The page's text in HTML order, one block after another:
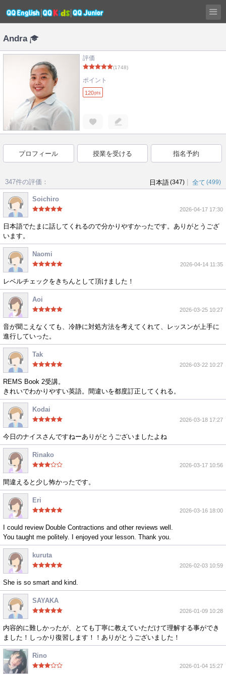
Andra
評価
(1748)
ポイント
120pts
プロフィール 授業を受ける 指名予約
347件の評価： 日本語(347) 全て (499)
Soichiro
2026-04-17 17:30
日本語でたまに話してくれるので分かりやすかったです。ありがとうござ
います。
Naomi
2026-04-14 11:35
レベルチェックをきちんとして頂けました！
Aoi
2026-03-25 10:27
音が聞こえなくても、冷静に対処方法を考えてくれて、レッスンが上手に
進行していった。
Tak
2026-03-22 10:27
REMS Book 2受講。
きれいでわかりやすい英語。間違いを都度訂正してくれる。
Kodai
2026-03-18 17:27
今日のナイスさんですねーありがとうございましたよね
Rinako
2026-03-17 10:56
間違えると少し怖かったです。
Eri
2026-03-16 18:00
I could review Double Contractions and other reviews well.
You taught me politely. I enjoyed your lesson. Thank you.
kuruta
2026-02-03 10:59
She is so smart and kind.
SAYAKA
2026-01-09 10:28
内容的に難しかったが、とても丁寧に教えていただけて理解する事ができ
ました！しっかり復習します！！ありがとうございました！
Rino
2026-01-04 15:27